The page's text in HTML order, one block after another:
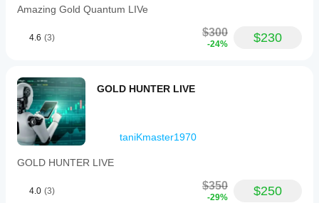
用状
のパ
を理
解す
るの
に役
立ち
す。
Amazing Gold Quantum LIVe
4.6 (3) $300
-24% $230
GOLD HUNTER LIVE
taniKmaster1970
GOLD HUNTER LIVE
4.0 (3) $350
-29% $250